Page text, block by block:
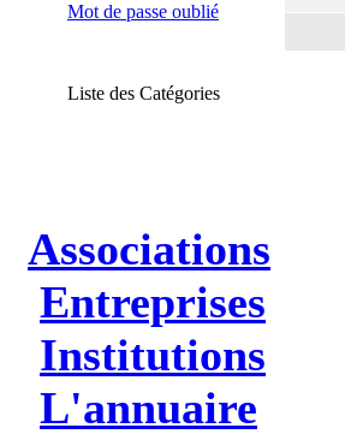
Mot de passe oublié
Liste des Catégories
Associations
Entreprises
Institutions
L'annuaire